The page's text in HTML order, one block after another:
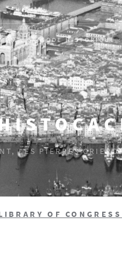
LES PIERRES
ÉPISODE HISTORIQUE
AR
OF